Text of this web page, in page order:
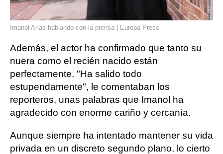
Imanol Arias hablando con la prensa | Europa Press
Además, el actor ha confirmado que tanto su
nuera como el recién nacido están
perfectamente. "Ha salido todo
estupendamente", le comentaban los
reporteros, unas palabras que Imanol ha
agradecido con enorme cariño y cercanía.
Aunque siempre ha intentado mantener su vida
privada en un discreto segundo plano, lo cierto